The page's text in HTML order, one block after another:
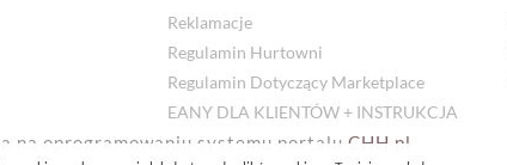
Reklamacje
Regulamin Hurtowni
Regulamin Dotyczący Marketplace
EANY DLA KLIENTÓW + INSTRUKCJA
na oprogramowaniu systemu portalu CHH.pl